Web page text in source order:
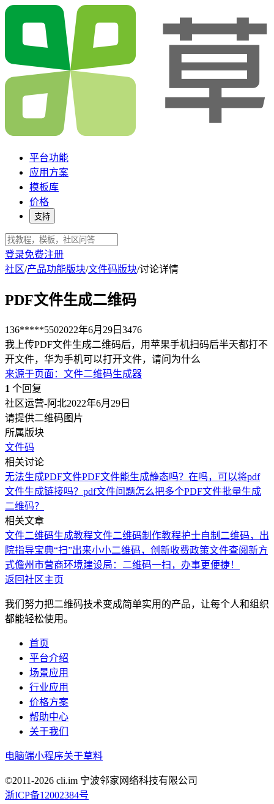
平台功能
应用方案
模板库
价格
支持
登录免费注册
社区/产品功能版块/文件码版块/讨论详情
PDF文件生成二维码
136*****5502022年6月29日 3476
我上传PDF文件生成二维码后，用苹果手机扫码后半天都打不
开文件，华为手机可以打开文件，请问为什么
来源于页面 ： 文件二维码生成器
1 个回复
社区运营-阿北2022年6月29日
请提供二维码图片
所属版块
文件码
相关讨论
无法生成PDF文件PDF文件能生成静态吗？ 在吗，可以将pdf
文件生成链接吗？ pdf文件问题怎么把多个PDF文件批量生成
二维码？
相关文章
文件二维码生成教程文件二维码制作教程护士自制二维码，出
院指导宝典“扫”出来小小二维码，创新收费政策文件查阅新方
式儋州市营商环境建设局：二维码一扫，办事更便捷！
返回社区主页
我们努力把二维码技术变成简单实用的产品，让每个人和组织
都能轻松使用。
首页
平台介绍
场景应用
行业应用
价格方案
帮助中心
关于我们
电脑端小程序关于草料
©2011-2026 cli.im 宁波邻家网络科技有限公司
浙ICP备12002384号